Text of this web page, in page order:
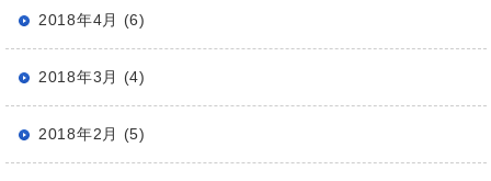
2018年4月 (6)
2018年3月 (4)
2018年2月 (5)